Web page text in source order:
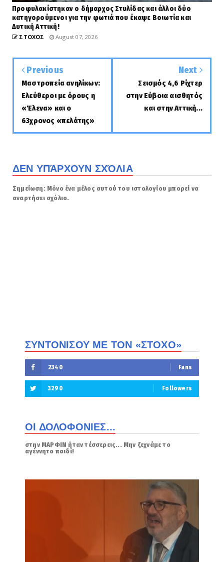
Προφυλακίστηκαν ο δήμαρχος Στυλίδας και άλλοι δύο
κατηγορούμενοι για την φωτιά που έκαψε Βοιωτία και
Δυτική Αττική!
ΣΤΟΧΟΣ August 07, 2026
Previous
Μαστροπεία ανηλίκων:
Ελεύθεροι με όρους η
«Έλενα» και ο
63χρονος «πελάτης»
Next
Σεισμός 4,6 Ρίχτερ
στην Εύβοια αισθητός
και στην Αττική...
ΔΕΝ ΥΠΆΡΧΟΥΝ ΣΧΌΛΙΑ
Σημείωση: Μόνο ένα μέλος αυτού του ιστολογίου μπορεί να
αναρτήσει σχόλιο.
ΣΥΝΤΟΝΙΣΟΥ ΜΕ ΤΟΝ «ΣΤΟΧΟ»
2340 Fans
3290 Followers
ΟΙ ΔΟΛΟΦΟΝΙΕΣ...
στην ΜΑΡΦΙΝ ήταν τέσσερεις... Μην ξεχνάμε το
αγέννητο παιδί!